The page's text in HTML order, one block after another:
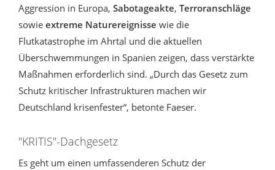
Aggression in Europa, Sabotageakte, Terroranschläge
sowie extreme Naturereignisse wie die
Flutkatastrophe im Ahrtal und die aktuellen
Überschwemmungen in Spanien zeigen, dass verstärkte
Maßnahmen erforderlich sind. „Durch das Gesetz zum
Schutz kritischer Infrastrukturen machen wir
Deutschland krisenfester“, betonte Faeser.
"KRITIS"-Dachgesetz
Es geht um einen umfassenderen Schutz der